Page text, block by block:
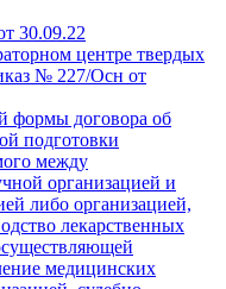
30.09.22
центре твердых
№ 227/Осн от
формы договора об
подготовки
между
организацией и
либо организацией,
лекарственных
медицинских